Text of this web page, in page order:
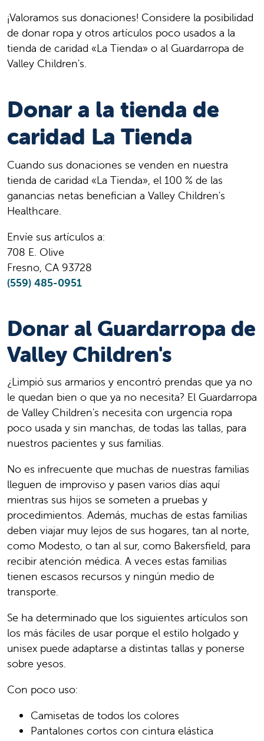
¡Valoramos sus donaciones! Considere la posibilidad
de donar ropa y otros artículos poco usados a la
tienda de caridad «La Tienda» o al Guardarropa de
Valley Children's.
Donar a la tienda de
caridad La Tienda
Cuando sus donaciones se venden en nuestra
tienda de caridad «La Tienda», el 100 % de las
ganancias netas benefician a Valley Children's
Healthcare.
Envíe sus artículos a:
708 E. Olive
Fresno, CA 93728
(559) 485-0951
Donar al Guardarropa de
Valley Children's
¿Limpió sus armarios y encontró prendas que ya no
le quedan bien o que ya no necesita? El Guardarropa
de Valley Children's necesita con urgencia ropa
poco usada y sin manchas, de todas las tallas, para
nuestros pacientes y sus familias.
No es infrecuente que muchas de nuestras familias
lleguen de improviso y pasen varios días aquí
mientras sus hijos se someten a pruebas y
procedimientos. Además, muchas de estas familias
deben viajar muy lejos de sus hogares, tan al norte,
como Modesto, o tan al sur, como Bakersfield, para
recibir atención médica. A veces estas familias
tienen escasos recursos y ningún medio de
transporte.
Se ha determinado que los siguientes artículos son
los más fáciles de usar porque el estilo holgado y
unisex puede adaptarse a distintas tallas y ponerse
sobre yesos.
Con poco uso:
Camisetas de todos los colores
Pantalones cortos con cintura elástica